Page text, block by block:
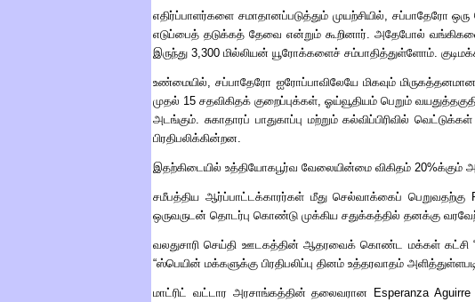
எதிர்ப்பாளர்களை சமாதானப்படுத்தும் முயற்சியில், சப்பாதேரோ ஒரு
எடுப்பைத் தடுக்கத் தேவை என்றும் கூறினார். அதேபோல் வங்கிகளை
இருந்து 3,300 மில்லியன் யூரோக்களைச் சம்பாதித்துள்ளோம்.
உண்மையில்,சப்பாதேரோ ஐரோப்பாவிலேயே மிகவும்
முதல் 15 சதவிகிதக் குறைப்புக்கள், ஓய்வூதியம் பெறும்
அடங்கும். சுகாதாரப் பாதுகாப்பு மற்றும் கல்விப்பிரிவில்
பிரதிபலிக்கின்றன.
இதற்கிடையில் உத்தியோகபூர்வ வேலையின்மை விகிதம் 20%க்கும்
சமீபத்திய ஆர்ப்பாட்டக்காரர்கள் மீது செல்வாக்கைப் பெறுவதற்கு
ஒருவருடன் தொடர்பு கொண்டு முக்கிய சதுக்கத்தில் தனக்கு
வலதுசாரி செய்தி ஊடகத்தின் ஆதரவைக் கொண்ட மக்கள் கட்சி
“ஸ்பெயின் மக்களுக்கு பிரதிபலிப்பு தினம் உத்தரவாதம்
மாட்ரிட் வட்டார அரசாங்கத்தின் தலைவரான Esperanza Aguirre